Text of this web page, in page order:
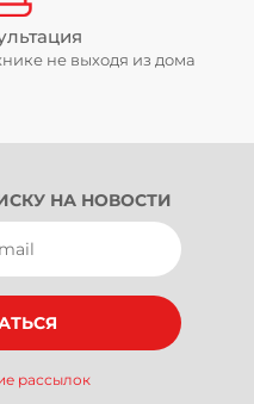
не выходя из дома
НА НОВОСТИ
рассылок